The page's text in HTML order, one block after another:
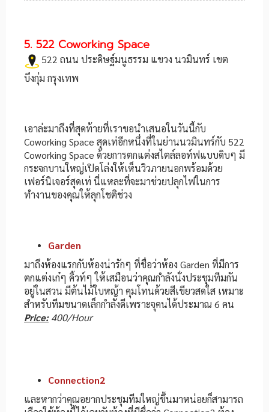
5. 522 Coworking Space
522 ถนน ประดิษฐ์มนูธรรม แขวง นวมินทร์ เขต
บึงกุ่ม กรุงเทพ
เอาล่ะมาถึงที่สุดท้ายที่เราขอนำเสนอในวันนี้กับ
Coworking Space สุดเท่อีกหนึ่งที่ในย่านนวมินทร์กับ 522
Coworking Space ด้วยการตกแต่งสไตล์ลอท์ฟแบบดิบๆ มี
กระจกบานใหญ่เปิดโล่งให้เห็นวิวภายนอกพร้อมด้วย
เฟอร์นิเจอร์สุดเท่ นี่แหละที่จะมาช่วยปลุกไฟในการ
ทำงานของคุณให้ลุกโชติช่วง
Garden
มาถึงห้องแรกกับห้องน่ารักๆ ที่ชื่อว่าห้อง Garden ที่มีการ
ตกแต่งเก๋ๆ คิ้วท์ๆ ให้เสมือนว่าคุณกำลังนั่งประชุมทีมกัน
อยู่ในสวน มีต้นไม้ใบหญ้า คุมโทนด้วยสีเขียวสดใส เหมาะ
สำหรับทีมขนาดเล็กกำลังดีเพราะจุคนได้ประมาณ 6 คน
Price:400/Hour
Connection2
และหากว่าคุณอยากประชุมทีมใหญ่ขึ้นมาหน่อยก็สามารถ